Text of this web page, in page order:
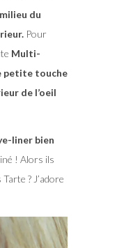
du
Pour
Multi-
petite touche
de l’oeil
liner bien
! Alors ils
? J’adore